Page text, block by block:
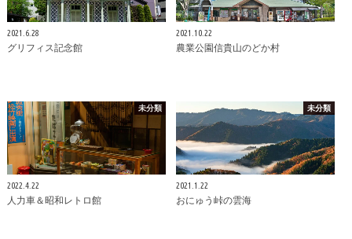
2021.6.28
グリフィス記念館
2021.10.22
農業公園信貴山のどか村
未分類
2022.4.22
人力車＆昭和レトロ館
未分類
2021.1.22
おにゅう峠の雲海